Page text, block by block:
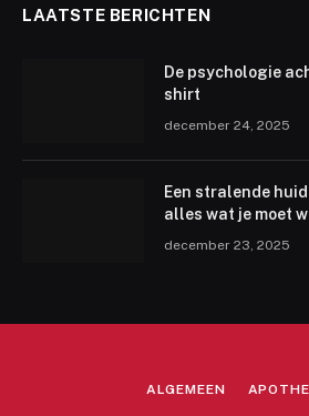
LAATSTE BERICHTEN
De psychologie
shirt
december 24, 2025
Een stralende
alles wat je moet
december 23, 2025
ALGEMEEN